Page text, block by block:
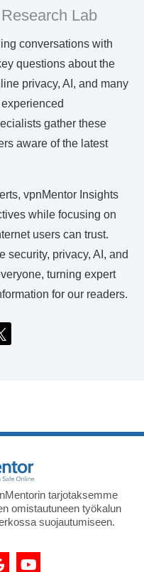
Lab
conversations with
questions about the
privacy, AI, and many
gather these
aware of the latest
vpnMentor Insights
while focusing on
users can trust.
security, privacy, AI, and
turning expert
for our readers.
tarjotaksemme
omistautuneen työkalun
suojautumiseen.